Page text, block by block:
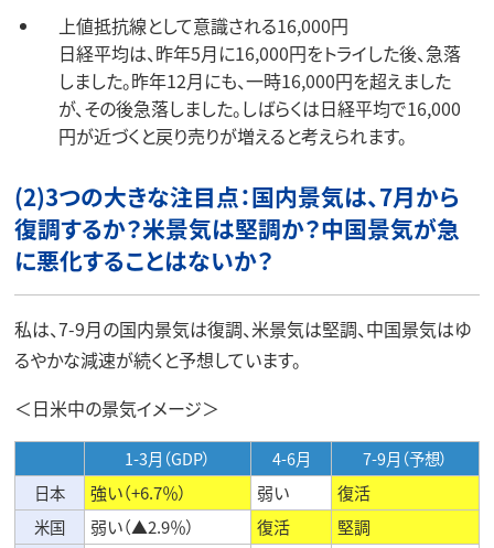
上値抵抗線として意識される16,000円
日経平均は、昨年5月に16,000円をトライした後、急落
しました。昨年12月にも、一時16,000円を超えました
が、その後急落しました。しばらくは日経平均で16,000
円が近づくと戻り売りが増えると考えられます。
(2)3つの大きな注目点：国内景気は、7月から
復調するか？米景気は堅調か？中国景気が急
に悪化することはないか？
私は、7-9月の国内景気は復調、米景気は堅調、中国景気はゆ
るやかな減速が続くと予想しています。
＜日米中の景気イメージ＞
1-3月（GDP） 4-6月
7-9月（予想）
日本
強い（+6.7％） 弱い
復活
米国
弱い（▲2.9％） 復活
堅調